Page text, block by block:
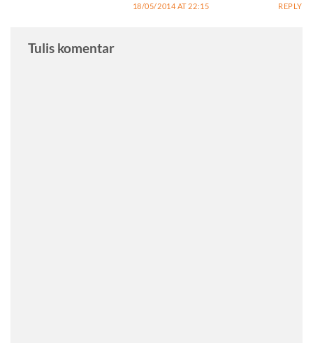
18/05/2014 AT 22:15 REPLY
Tulis komentar